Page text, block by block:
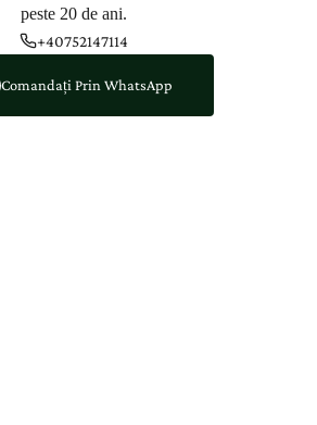
peste 20 de ani.
+40752147114
Comandați Prin WhatsApp